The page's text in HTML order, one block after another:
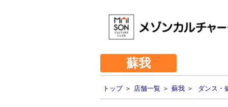
蘇我
トップ＞ 店舗一覧 ＞ 蘇我 ＞ ダンス・